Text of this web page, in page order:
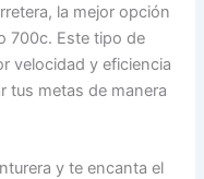
la mejor opción
700c. Este tipo de
velocidad y eficiencia
tus metas de manera
y te encanta el